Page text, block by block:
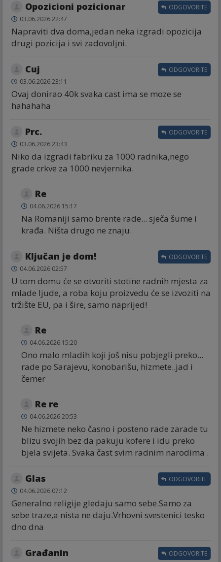
Opozicioni pozicionar
03.06.2026 22:47
Napraviti dva doma,jedan neka izgradi opozicija
drugi pozicija i svi zadovoljni.
ODGOVORITE
Cuj
03.06.2026 23:11
Ovaj donirao 40k svaka cast ima se moze se
hahahaha
ODGOVORITE
Prc.
03.06.2026 23:43
Niko da izgradi fabriku za 1000 radnika,nego
grade crkve za 1000 nevjernika.
ODGOVORITE
Re
04.06.2026 15:17
Na Romaniji samo brente rade... sječa šume i
krađa. Ništa drugo ne znaju.
Ključan je dom!
04.06.2026 02:57
U tom domu će se otvoriti stotine radnih mjesta za
mlade ljude, a roba koju proizvedu će se izvoziti na
tržište EU, pa i šire, samo naprijed!
ODGOVORITE
Re
04.06.2026 15:20
Ono malo mladih koji još nisu pobjegli preko...
rade po Sarajevu, konobarišu, hizmete..jad i
čemer
Re re
04.06.2026 20:53
Ne hizmete neko časno i posteno rade zarade tu
blizu svojih bez da pakuju kofere i idu preko
bjela svijeta. Svaka čast svim radnim narodima .
Glas
04.06.2026 07:12
Generalno religije gledaju samo sebe.Samo za
sebe traze,a nista ne daju.Vrhovni svestenici tesko
dno dna
ODGOVORITE
Građanin ODGOVORITE